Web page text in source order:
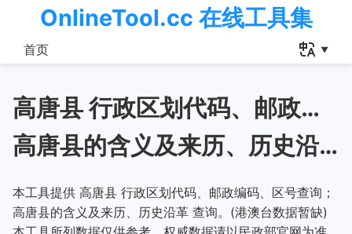
OnlineTool.cc 在线工具集
首页
高唐县 行政区划代码、邮政编码、区号查询
高唐县的含义及来历、历史沿革
本工具提供 高唐县 行政区划代码、邮政编码、区号查询；
高唐县的含义及来历、历史沿革 查询。(港澳台数据暂缺)